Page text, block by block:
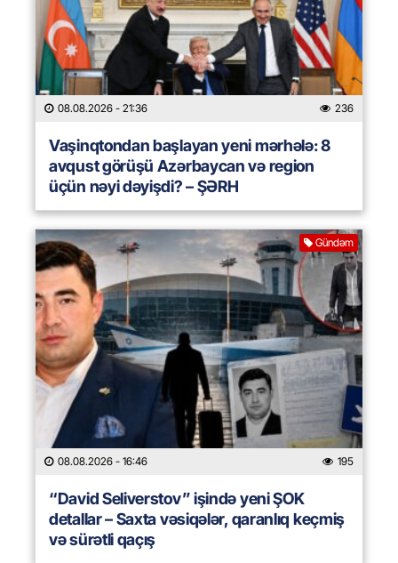
08.08.2026 - 21:36 236
Vaşinqtondan başlayan yeni mərhələ: 8
avqust görüşü Azərbaycan və region
üçün nəyi dəyişdi? – ŞƏRH
Gündəm
08.08.2026 - 16:46 195
“David Seliverstov” işində yeni ŞOK
detallar – Saxta vəsiqələr, qaranlıq keçmiş
və sürətli qaçış